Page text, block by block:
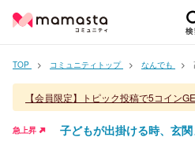
TOP コミュニティトップ なんでも
【会員限定】トピック投稿で5コイン
急上昇 子どもが出掛ける時、玄